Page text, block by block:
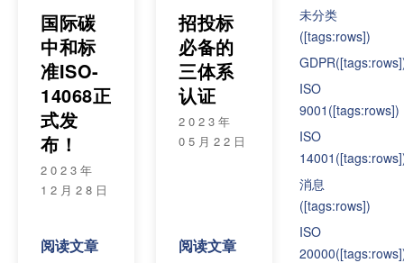
国际碳
中和标
准ISO-
14068正
式发
布！
2023年
12月28日
阅读文章
招投标
必备的
三体系
认证
2023年
05月22日
阅读文章
未分类
([tags:rows])
GDPR
ISO
9001 ([tags:rows])
ISO
14001
消息
([tags:rows])
ISO
20000